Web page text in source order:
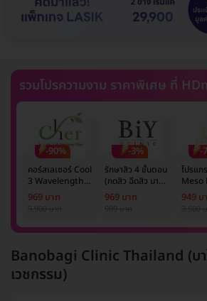
รวมโปรความงาม ราคาพิเศษ ที่
-90%
คอร์สเลเซอร์ Cool
3 Wavelength
Diode กำจัดขน
รักแร้ 1 ปี 12 ครั้ง
969 บาท
-3%
รักษาสิว 4 ขั้นตอน
(กดสิว ฉีดสิว มาส์ก
หน้า และฉายแสง)
1 ครั้ง
969 บาท
-
โปรแก
Meso
จำนวน
แพทย์ป
ครั้ง
949 บ
Banobagi Clinic Thailand (บ
เวชกรรม)